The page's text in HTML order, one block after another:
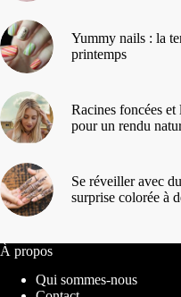
Yummy nails : la
printemps
Racines foncées et
pour un rendu
Se réveiller avec
surprise colorée à
À propos
Qui sommes-nous